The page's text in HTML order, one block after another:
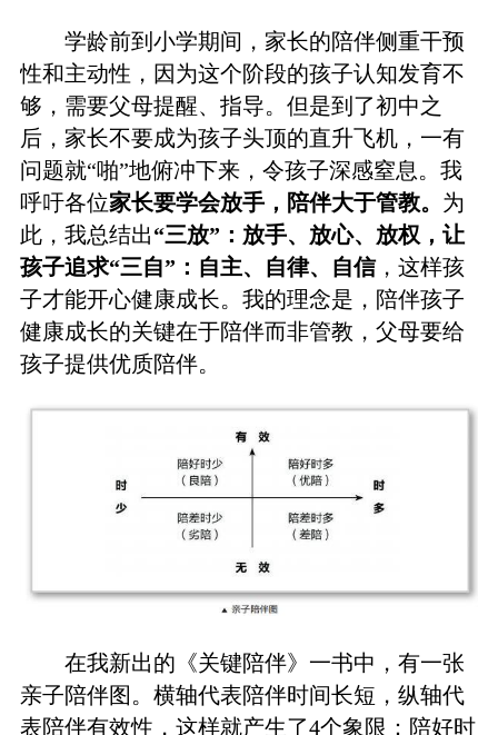
学龄前到小学期间，家长的陪伴侧重干预
性和主动性，因为这个阶段的孩子认知发育不
够，需要父母提醒、指导。但是到了初中之
后，家长不要成为孩子头顶的直升飞机，一有
问题就“啪”地俯冲下来，令孩子深感窒息。我
呼吁各位家长要学会放手，陪伴大于管教。 为
此，我总结出“三放”：放手、放心、放权，让
孩子追求“三自”：自主、自律、自信，这样孩
子才能开心健康成长。我的理念是，陪伴孩子
健康成长的关键在于陪伴而非管教，父母要给
孩子提供优质陪伴。
在我新出的《关键陪伴》一书中，有一张
亲子陪伴图。横轴代表陪伴时间长短，纵轴代
表陪伴有效性，这样就产生了4个象限：陪好时